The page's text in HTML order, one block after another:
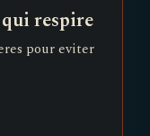
respire
pour eviter